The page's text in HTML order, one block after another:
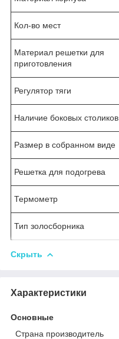
Кол-во мест
Материал решетки для
приготовления
Регулятор тяги
Наличие боковых столиков
Размер в собранном виде
Решетка для подогрева
Термометр
Тип золосборника
Скрыть
Характеристики
Основные
Страна производитель